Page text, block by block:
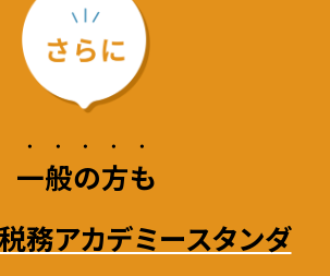
一般の方も
・・・・・
務アカデミースタンダ